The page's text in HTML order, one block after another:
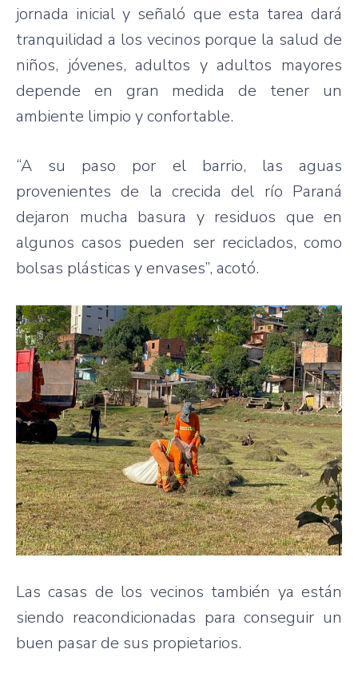
jornada inicial y señaló que esta tarea dará
tranquilidad a los vecinos porque la salud de
niños, jóvenes, adultos y adultos mayores
depende en gran medida de tener un
ambiente limpio y confortable.
“A su paso por el barrio, las aguas
provenientes de la crecida del río Paraná
dejaron mucha basura y residuos que en
algunos casos pueden ser reciclados, como
bolsas plásticas y envases”, acotó.
Las casas de los vecinos también ya están
siendo reacondicionadas para conseguir un
buen pasar de sus propietarios.